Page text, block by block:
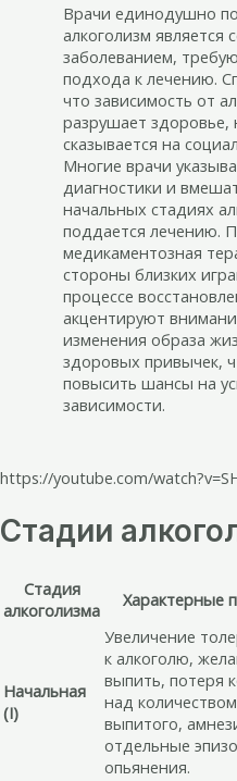
Врачи единодушно
алкоголизм является
заболеванием,
подхода к лечению.
что зависимость от
разрушает здоровье,
сказывается на
Многие врачи
диагностики и
начальных стадиях
поддается лечению.
медикаментозная
стороны близких
процессе
акцентируют
изменения образа
здоровых привычек,
повысить шансы на
зависимости.
https://youtube.com/
Стадии
Стадия
алкоголизма
Характерные
Начальная
(I)
Увеличение
к алкоголю,
выпить, потеря
над количеством
выпитого,
отдельные
опьянения.